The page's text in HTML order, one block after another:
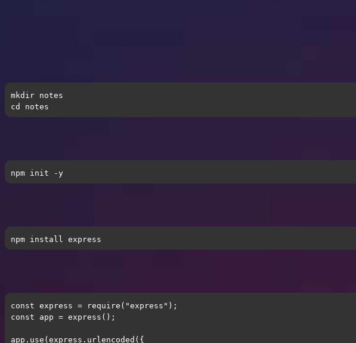
mkdir notes
cd
notes
npm init -y
npm install express
const express = require ( "express" );
const app = express();
app .use (express .urlencoded ({